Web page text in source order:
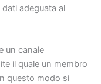
adeguata al
un canale
il quale un membro
questo modo si